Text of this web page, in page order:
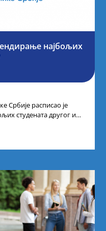
најбољих
Србије расписао је
студената другог и